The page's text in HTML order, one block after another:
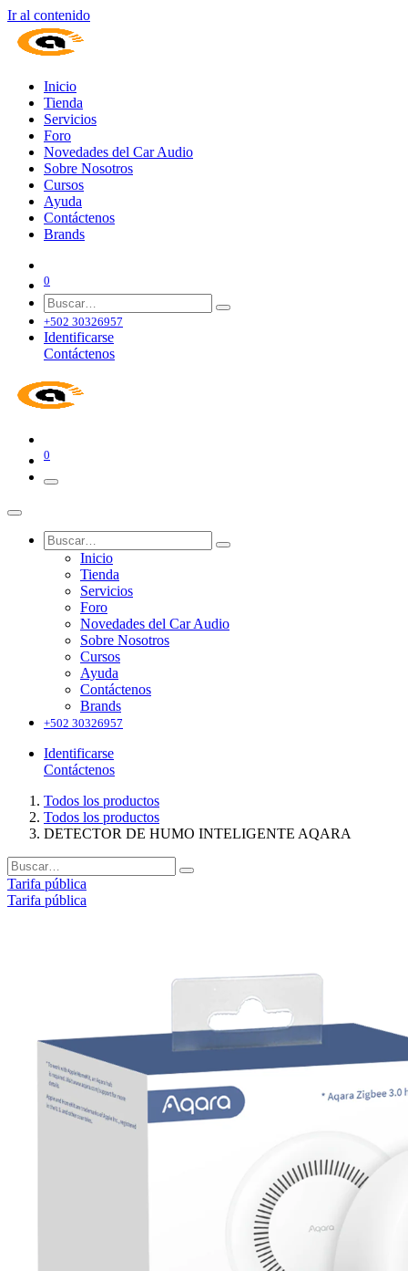
Ir al contenido
Inicio
Tienda
Servicios
Foro
Novedades del Car Audio
Sobre Nosotros
Cursos
Ayuda
Contáctenos
Brands
0
+502 30326957
Identificarse
Contáctenos
0
Inicio
Tienda
Servicios
Foro
Novedades del Car Audio
Sobre Nosotros
Cursos
Ayuda
Contáctenos
Brands
+502 30326957
Identificarse
Contáctenos
Todos los productos
Todos los productos
DETECTOR DE HUMO INTELIGENTE AQARA
Tarifa pública
Tarifa pública